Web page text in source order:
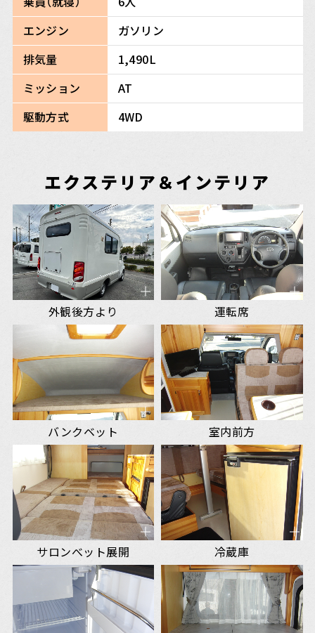
エンジン
ガソリン
排気量
1,490L
ミッション
AT
駆動方式
4WD
エクステリア＆インテリア
外観後方より 運転席
バンクベット 室内前方
サロンべット展開 冷蔵庫